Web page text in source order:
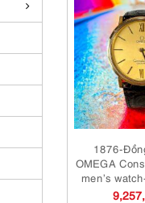
1876-
OMEGA
men’s